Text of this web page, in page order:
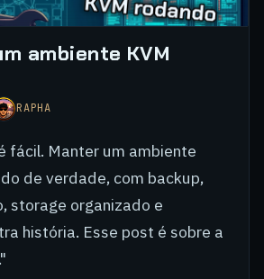
ambiente KVM
RAPHA
fácil. Manter um ambiente
de verdade, com backup,
storage organizado e
história. Esse post é sobre a